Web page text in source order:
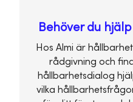
Behöver du
Hos Almi är
rådgivning och
hållbarhetsdialog
vilka